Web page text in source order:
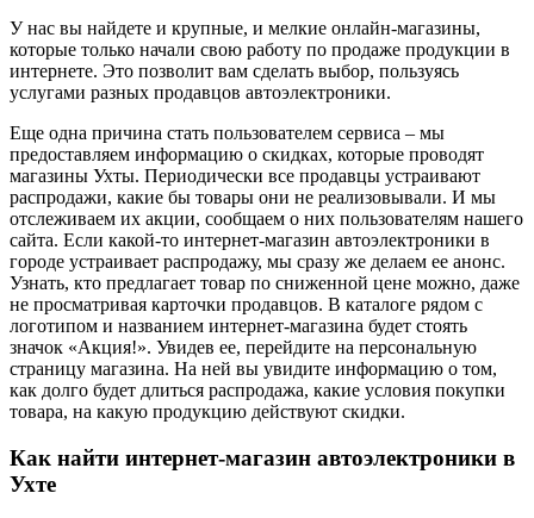
У нас вы найдете и крупные, и мелкие онлайн-магазины,
которые только начали свою работу по продаже продукции в
интернете. Это позволит вам сделать выбор, пользуясь
услугами разных продавцов автоэлектроники.
Еще одна причина стать пользователем сервиса – мы
предоставляем информацию о скидках, которые проводят
магазины Ухты. Периодически все продавцы устраивают
распродажи, какие бы товары они не реализовывали. И мы
отслеживаем их акции, сообщаем о них пользователям нашего
сайта. Если какой-то интернет-магазин автоэлектроники в
городе устраивает распродажу, мы сразу же делаем ее анонс.
Узнать, кто предлагает товар по сниженной цене можно, даже
не просматривая карточки продавцов. В каталоге рядом с
логотипом и названием интернет-магазина будет стоять
значок «Акция!». Увидев ее, перейдите на персональную
страницу магазина. На ней вы увидите информацию о том,
как долго будет длиться распродажа, какие условия покупки
товара, на какую продукцию действуют скидки.
Как найти интернет-магазин автоэлектроники в
Ухте